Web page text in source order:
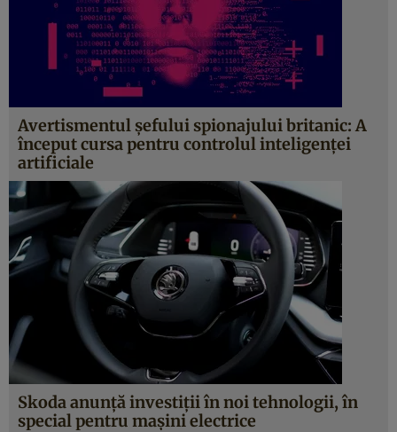
Avertismentul șefului spionajului britanic: A
început cursa pentru controlul inteligenței
artificiale
Skoda anunță investiții în noi tehnologii, în
special pentru mașini electrice